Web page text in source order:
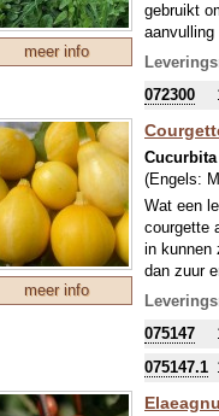
meer info
gebruikt
Augurken
De
citroen,
zomer
072300
meer info
(Engels:
Wat een
courgette
in kunnen
dan zuur
weer een
We
deze zeer
vanuit het
de plant.
075147
075147.1